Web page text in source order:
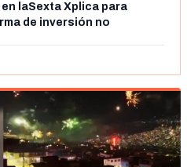
laSexta Xplica para
de inversión no